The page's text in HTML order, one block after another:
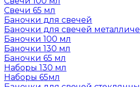
Свечи 65 мл
Баночки для свечей
Баночки для свечей
Баночки 100 мл
Баночки 130 мл
Баночки 65 мл
Наборы 130 мл
Наборы 65мл